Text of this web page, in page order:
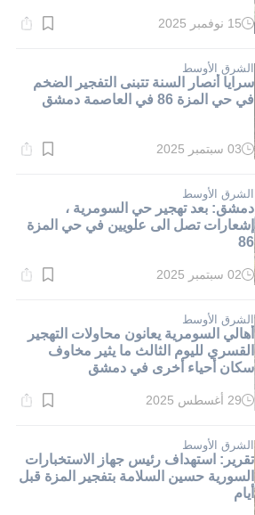
وقت
دقيقة.
15 نوفمبر 2025
الشرق الأوسط
سرايا أنصار السنة تتبنى التفجير الضخم
في حي المزة 86 في العاصمة دمشق
وقت
دقيقة.
03 سبتمبر 2025
الشرق الأوسط
دمشق: بعد تهجير حي السومرية ،
إشعارات تصل الى علويين في حي المزة
86
وقت
دقيقة.
02 سبتمبر 2025
الشرق الأوسط
أهالي السومرية يعانون محاولات التهجير
القسري لليوم الثالث ما يثير مخاوف
سكان أحياء أخرى في دمشق
وقت
دقيقة.
29 أغسطس 2025
الشرق الأوسط
تقرير: استهداف رئيس جهاز الاستخبارات
السورية حسين السلامة بتفجير المزة قبل
أيام